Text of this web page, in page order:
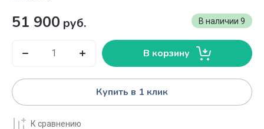
В наличии 9
51 900 руб.
В корзину
Купить в 1 клик
К сравнению